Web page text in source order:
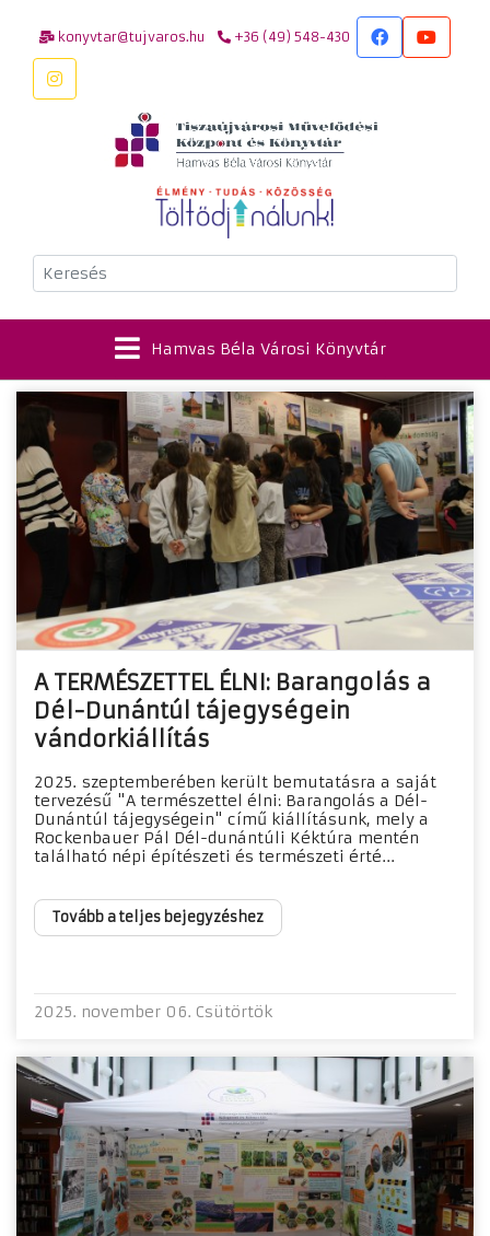
konyvtar@tujvaros.hu +36 (49) 548-430
Keresés
Hamvas Béla Városi Könyvtár
A TERMÉSZETTEL ÉLNI: Barangolás a
Dél-Dunántúl tájegységein
vándorkiállítás
2025. szeptemberében került bemutatásra a saját
tervezésű "A természettel élni: Barangolás a Dél-
Dunántúl tájegységein" című kiállításunk, mely a
Rockenbauer Pál Dél-dunántúli Kéktúra mentén
található népi építészeti és természeti érté...
Tovább a teljes bejegyzéshez
2025. november 06. Csütörtök